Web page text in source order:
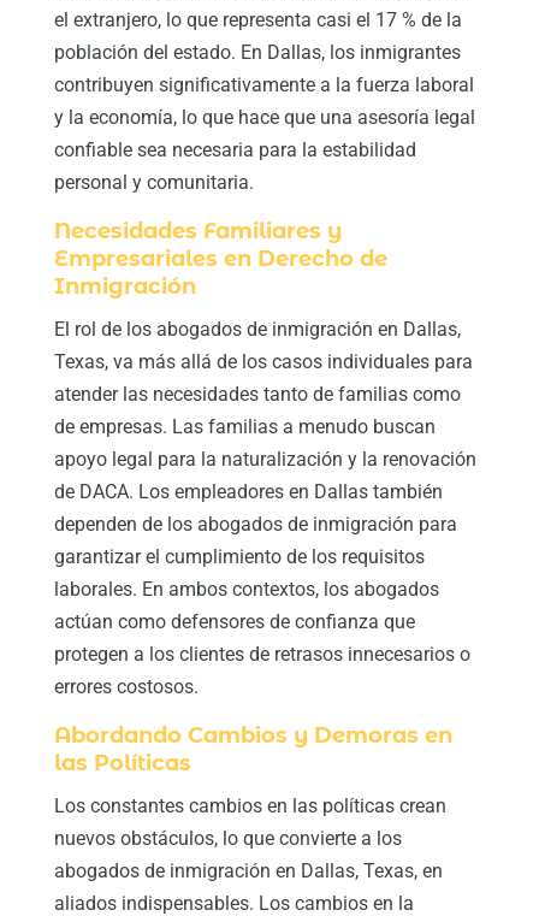
el extranjero, lo que representa casi el 17 % de la
población del estado. En Dallas, los inmigrantes
contribuyen significativamente a la fuerza laboral
y la economía, lo que hace que una asesoría legal
confiable sea necesaria para la estabilidad
personal y comunitaria.
Necesidades Familiares y
Empresariales en Derecho de
Inmigración
El rol de los abogados de inmigración en Dallas,
Texas, va más allá de los casos individuales para
atender las necesidades tanto de familias como
de empresas. Las familias a menudo buscan
apoyo legal para la naturalización y la renovación
de DACA. Los empleadores en Dallas también
dependen de los abogados de inmigración para
garantizar el cumplimiento de los requisitos
laborales. En ambos contextos, los abogados
actúan como defensores de confianza que
protegen a los clientes de retrasos innecesarios o
errores costosos.
Abordando Cambios y Demoras en
las Políticas
Los constantes cambios en las políticas crean
nuevos obstáculos, lo que convierte a los
abogados de inmigración en Dallas, Texas, en
aliados indispensables. Los cambios en la